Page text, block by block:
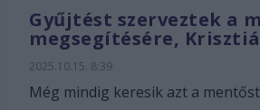
Gyűjtést szerveztek a
megsegítésére,
2025.10.15. 8:39
Még mindig keresik azt a